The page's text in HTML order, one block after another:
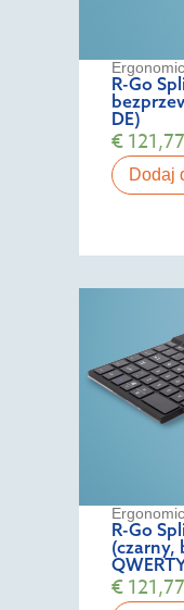
R-Go
DE)
€121,77
Dodaj
R-Go
(czarny,
€121,77